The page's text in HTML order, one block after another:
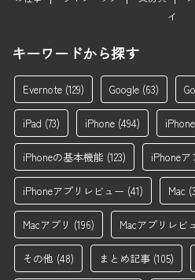
イ
キーワードから探す
Evernote (129) Google (63)
iPad (73) iPhone (494)
iPhoneの基本機能 (123) iPhoneア
iPhoneアプリレビュー (41) Mac
Macアプリ (196) Macアプリレビ
その他 (48) まとめ記事 (105)